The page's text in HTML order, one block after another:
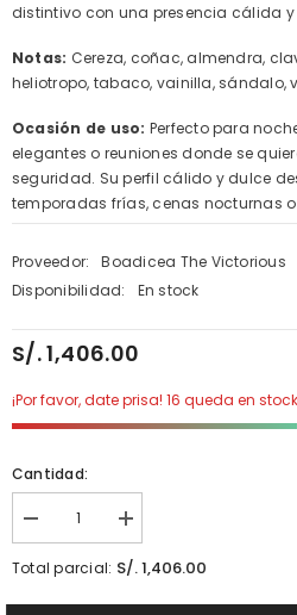
distintivo con una presencia cálida
Notas: Cereza, coñac, almendra,
heliotropo, tabaco, vainilla, sándalo,
Ocasión de uso: Perfecto para
elegantes o reuniones donde se
seguridad. Su perfil cálido y dulce
temporadas frías, cenas nocturnas
Proveedor:
Boadicea The Victorious
Disponibilidad:
En stock
S/. 1,406.00
¡Por favor, date prisa! 16 queda en stock
Cantidad:
Disminuir
cantidad
para
Bodacious
aumentar
la
cantidad
para
Total parcial: S/. 1,406.00